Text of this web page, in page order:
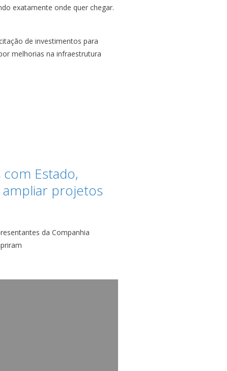
exatamente onde quer chegar.
de investimentos para
melhorias na infraestrutura
Estado,
ampliar projetos
da Companhia